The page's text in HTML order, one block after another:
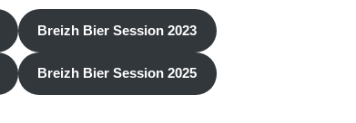
Breizh Bier Session 2023
Breizh Bier Session 2025